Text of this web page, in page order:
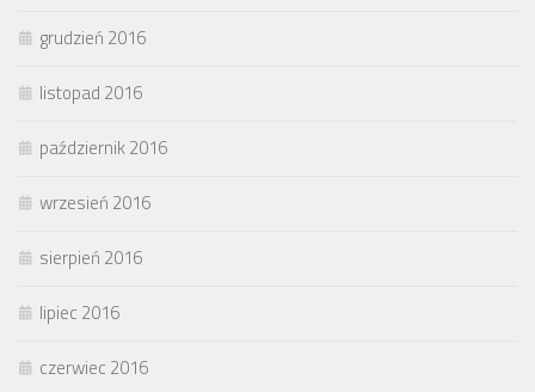
grudzień 2016
listopad 2016
październik 2016
wrzesień 2016
sierpień 2016
lipiec 2016
czerwiec 2016